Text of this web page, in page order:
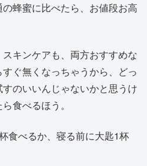
蜂蜜に比べたら、お値段お高
キンケアも、両方おすすめな
ぐ無くなっちゃうから、どっ
のいいんじゃないかと思うけ
食べるほう。
食べるか、寝る前に大匙1杯